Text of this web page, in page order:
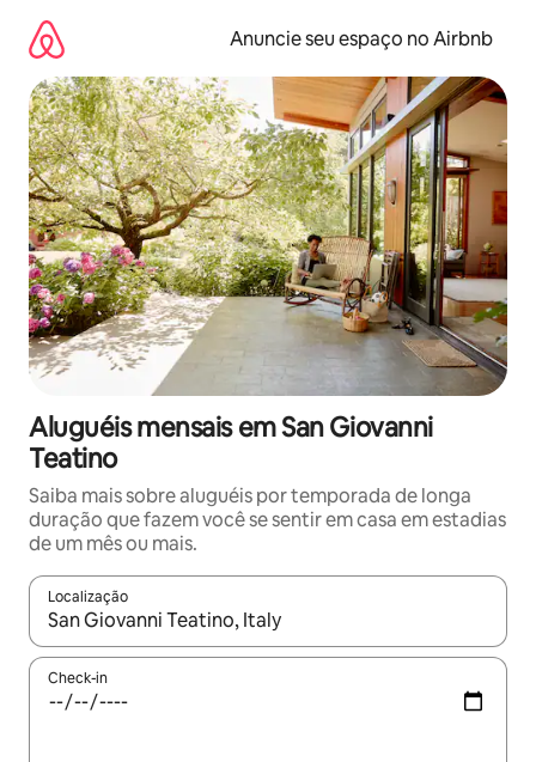
para
conteúdo
Anuncie seu espaço no Airbnb
Aluguéis mensais em San Giovanni
Teatino
Saiba mais sobre aluguéis por temporada de longa
duração que fazem você se sentir em casa em estadias
de um mês ou mais.
Localização
Quando os resultados estiverem disponíveis, explore-os
Check-in